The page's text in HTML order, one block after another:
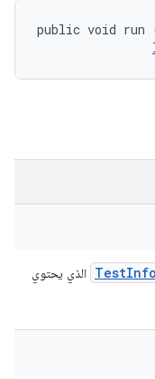
public void run
Test
الذي يحتوي